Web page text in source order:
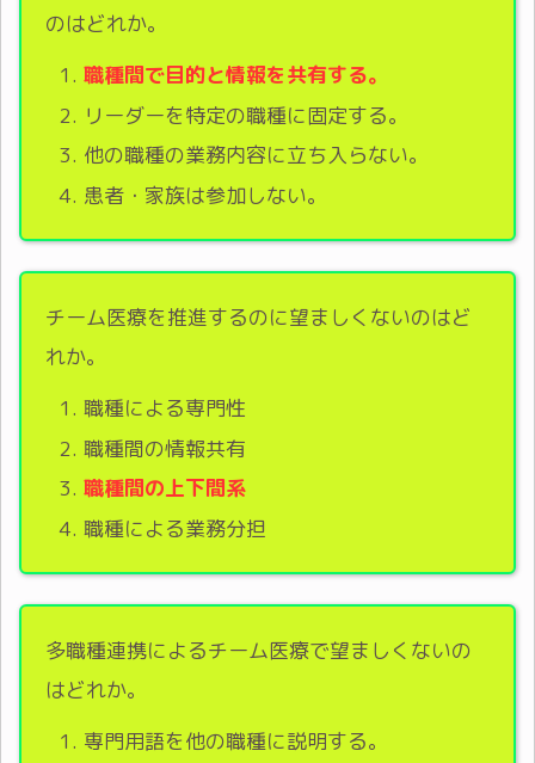
のはどれか。
職種間で目的と情報を共有する。
リーダーを特定の職種に固定する。
他の職種の業務内容に立ち入らない。
患者・家族は参加しない。
チーム医療を推進するのに望ましくないのはど
れか。
職種による専門性
職種間の情報共有
職種間の上下間系
職種による業務分担
多職種連携によるチーム医療で望ましくないの
はどれか。
専門用語を他の職種に説明する。